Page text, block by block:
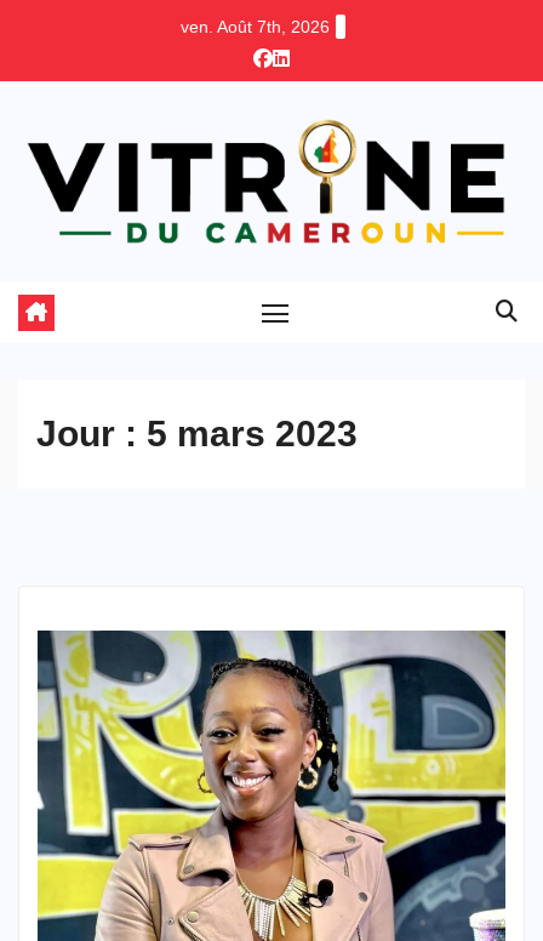
ven. Août 7th, 2026
Jour : 5 mars 2023